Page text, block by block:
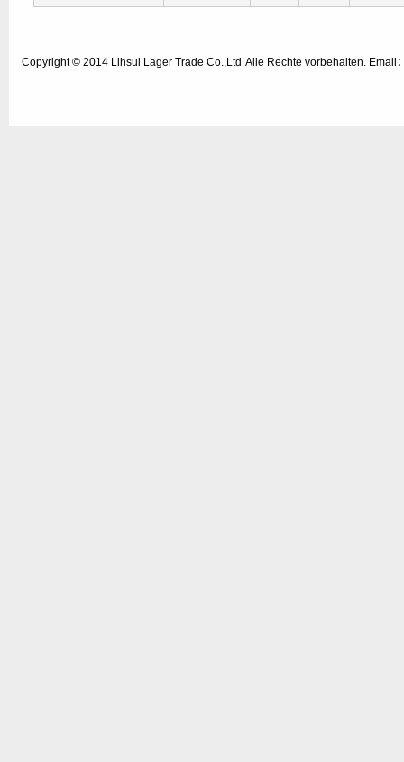
Copyright © 2014 Lihsui Lager Trade Co.,Ltd Alle Rechte vorbehalten. Email